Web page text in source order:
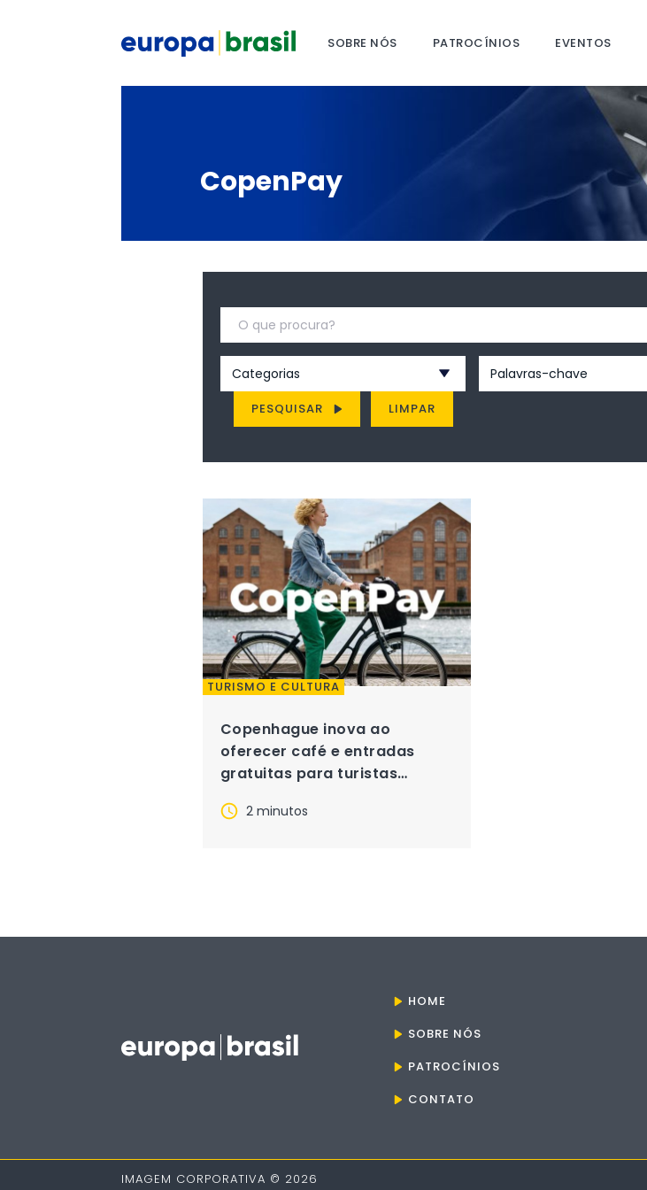
SOBRE NÓS PATROCÍNIOS EVENTOS
CopenPay
Categorias Palavras-chave
PESQUISAR LIMPAR
TURISMO E CULTURA
Copenhague inova ao
oferecer café e entradas
gratuitas para turistas
2 minutos
HOME
SOBRE NÓS
PATROCÍNIOS
CONTATO
IMAGEM CORPORATIVA © 2026